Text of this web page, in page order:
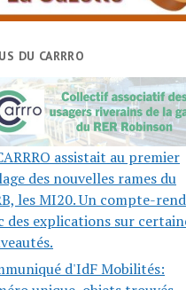
DU CARRRO
assistait au premier
des nouvelles rames du
les MI20. Un compte-
des explications sur
d'IdF Mobilités: